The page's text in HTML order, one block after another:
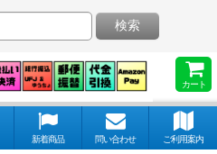
カート
検索
新着商品 問い合わせ ご利用案内